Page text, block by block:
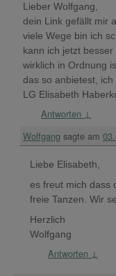
Lieber Wolfgang,
dein Link gefällt mir
viele Wege bin ich
kann ich jetzt
wirklich in Ordnung
das so anbietest,
LG Elisabeth
Antworten ↓
Wolfgang sagte am
Liebe Elisabeth,
es freut mich dass
freie Tanzen. Wir
Herzlich
Wolfgang
Antworten ↓